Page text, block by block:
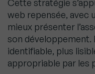
Cette stratégie
web repensée, avec
mieux présenter
son développement.
identifiable, plus
appropriable par les